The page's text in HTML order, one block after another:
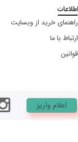
اعلام واریز
راهنمای خرید از وبسایت
ارتباط با ما
قوانین